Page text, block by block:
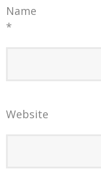
Name
*
Website